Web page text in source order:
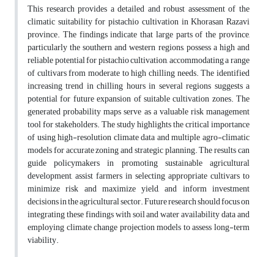
This research provides a detailed and robust assessment of the
climatic suitability for pistachio cultivation in Khorasan Razavi
province. The findings indicate that large parts of the province,
particularly the southern and western regions, possess a high and
reliable potential for pistachio cultivation, accommodating a range
of cultivars from moderate to high chilling needs. The identified
increasing trend in chilling hours in several regions suggests a
potential for future expansion of suitable cultivation zones. The
generated probability maps serve as a valuable risk management
tool for stakeholders. The study highlights the critical importance
of using high-resolution climate data and multiple agro-climatic
models for accurate zoning and strategic planning. The results can
guide policymakers in promoting sustainable agricultural
development, assist farmers in selecting appropriate cultivars to
minimize risk and maximize yield, and inform investment
decisions in the agricultural sector. Future research should focus on
integrating these findings with soil and water availability data and
employing climate change projection models to assess long-term
viability.